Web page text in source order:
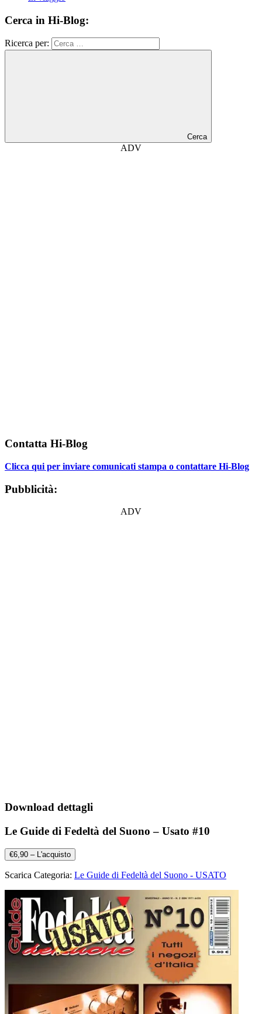
Cerca in Hi-Blog:
Ricerca per:
Cerca
ADV
Contatta Hi-Blog
Clicca qui per inviare comunicati stampa o contattare Hi-Blog
Pubblicità:
ADV
Download dettagli
Le Guide di Fedeltà del Suono – Usato #10
€6,90 – L'acquisto
Scarica Categoria: Le Guide di Fedeltà del Suono - USATO